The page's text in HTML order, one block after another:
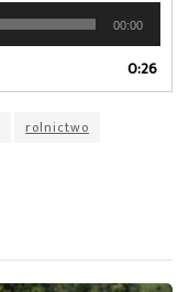
00:00
0:26
rolnictwo